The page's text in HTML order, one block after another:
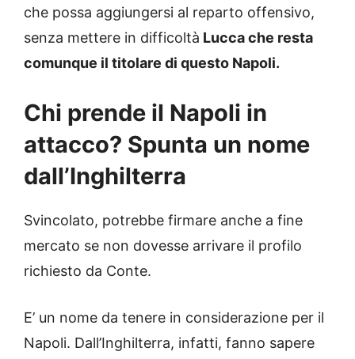
che possa aggiungersi al reparto offensivo,
senza mettere in difficoltà Lucca che resta
comunque il titolare di questo Napoli.
Chi prende il Napoli in
attacco? Spunta un nome
dall’Inghilterra
Svincolato, potrebbe firmare anche a fine
mercato se non dovesse arrivare il profilo
richiesto da Conte.
E’ un nome da tenere in considerazione per il
Napoli. Dall’Inghilterra, infatti, fanno sapere